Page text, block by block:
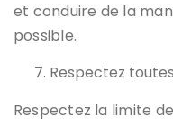
et conduire de la
possible.
Respectez
Respectez la limite